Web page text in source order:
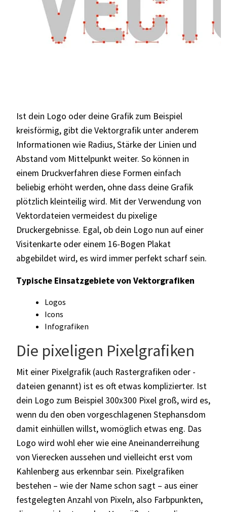
Ist dein Logo oder deine Grafik zum Beispiel
kreisförmig, gibt die Vektorgrafik unter anderem
Informationen wie Radius, Stärke der Linien und
Abstand vom Mittelpunkt weiter. So können in
einem Druckverfahren diese Formen einfach
beliebig erhöht werden, ohne dass deine Grafik
plötzlich kleinteilig wird. Mit der Verwendung von
Vektordateien vermeidest du pixelige
Druckergebnisse. Egal, ob dein Logo nun auf einer
Visitenkarte oder einem 16-Bogen Plakat
abgebildet wird, es wird immer perfekt scharf sein.
Typische Einsatzgebiete von Vektorgrafiken
Logos
Icons
Infografiken
Die pixeligen Pixelgrafiken
Mit einer Pixelgrafik (auch Rastergrafiken oder -
dateien genannt) ist es oft etwas komplizierter. Ist
dein Logo zum Beispiel 300x300 Pixel groß, wird es,
wenn du den oben vorgeschlagenen Stephansdom
damit einhüllen willst, womöglich etwas eng. Das
Logo wird wohl eher wie eine Aneinanderreihung
von Vierecken aussehen und vielleicht erst vom
Kahlenberg aus erkennbar sein. Pixelgrafiken
bestehen – wie der Name schon sagt – aus einer
festgelegten Anzahl von Pixeln, also Farbpunkten,